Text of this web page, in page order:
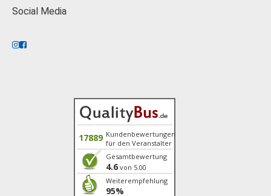
Social Media
17889 Kundenbewertungen
für den Veranstalter
Gesamtbewertung
4.6 von 5.00
Weiterempfehlung
95%